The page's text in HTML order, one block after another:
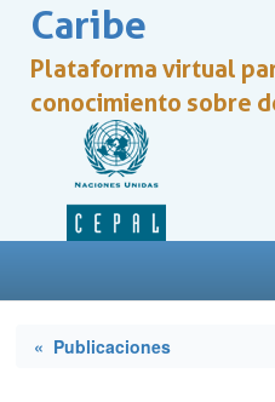
Caribe
Plataforma virtual
conocimiento sobre
« Publicaciones